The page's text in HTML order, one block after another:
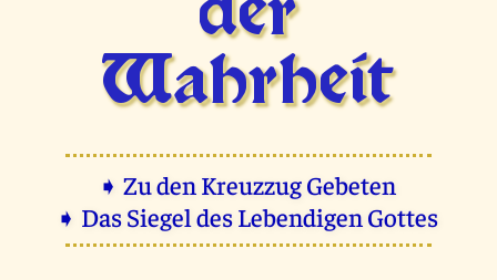
der
Wahrheit
➧ Zu den Kreuzzug Gebeten
➧ Das Siegel des Lebendigen Gottes